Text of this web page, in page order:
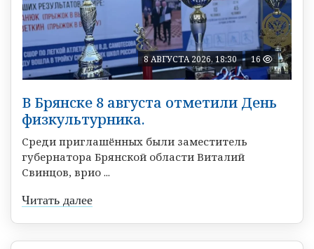
8 АВГУСТА 2026, 18:30 16
В Брянске 8 августа отметили День
физкультурника.
Среди приглашённых были заместитель
губернатора Брянской области Виталий
Свинцов, врио ...
Читать далее